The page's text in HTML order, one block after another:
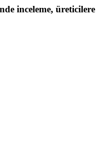
inceleme, üreticilere